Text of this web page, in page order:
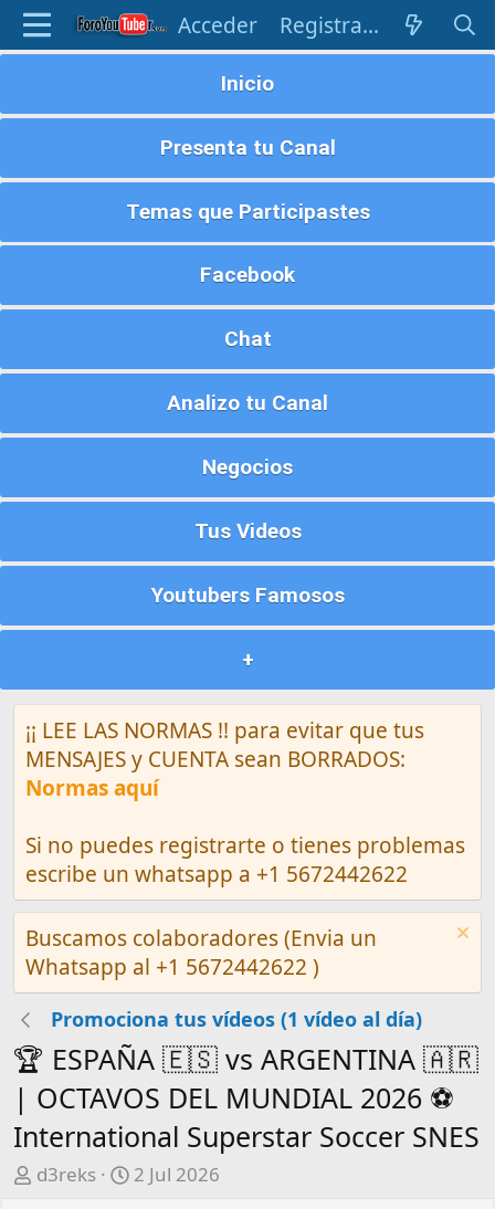
Acceder Registrarse
Inicio
Presenta tu Canal
Temas que Participastes
Facebook
Chat
Analizo tu Canal
Negocios
Tus Videos
Youtubers Famosos
+
¡¡ LEE LAS NORMAS !! para evitar que tus
MENSAJES y CUENTA sean BORRADOS:
Normas aquí
Si no puedes registrarte o tienes problemas
escribe un whatsapp a +1 5672442622
Buscamos colaboradores (Envia un
Whatsapp al +1 5672442622 )
Promociona tus vídeos (1 vídeo al día)
🏆 ESPAÑA 🇪🇸 vs ARGENTINA 🇦🇷
| OCTAVOS DEL MUNDIAL 2026 ⚽
International Superstar Soccer SNES
A
d3reks
F
2 Jul 2026